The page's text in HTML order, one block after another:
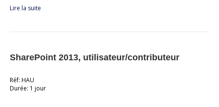
Lire la suite
SharePoint 2013, utilisateur/contributeur
Réf: HAU
Durée: 1 jour